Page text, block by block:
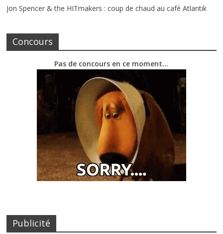
Jon Spencer & the HITmakers : coup de chaud au café Atlantik
Concours
Pas de concours en ce moment…
Publicité